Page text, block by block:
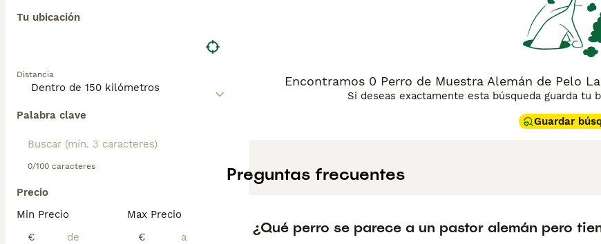
Tu ubicación
Distancia
Palabra clave
0/100 caracteres
Precio
Min Precio
€
Max Precio
€
Encontramos 0 Perro de Muestra Alemán de Pelo
Si deseas exactamente esta búsqueda guarda tu
Guardar
Preguntas frecuentes
¿Qué perro se parece a un pastor alemán pero